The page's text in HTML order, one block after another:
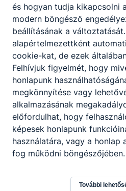
Hírek
és hogyan tudja kikapcsolni
modern böngésző
beállításának a
alapértelmezettként
cookie-kat, de ezek
Felhívjuk figyelmét, hogy
honlapunk
megkönnyítése vagy
alkalmazásának
előfordulhat, hogy
képesek honlapunk
használatára, vagy a honlap
fog működni böngészőjében.
További